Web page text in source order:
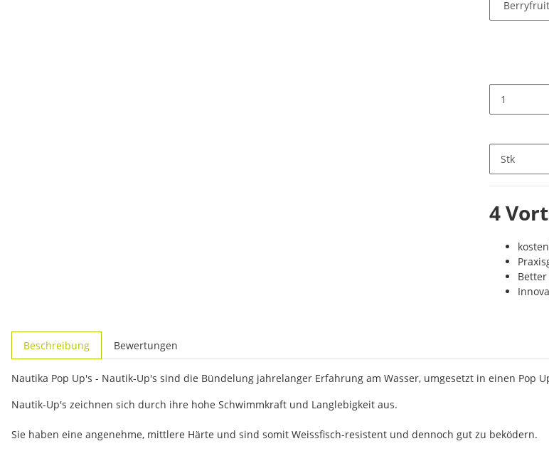
Stk
4
Beschreibung Bewertungen
Nautika Pop Up's - Nautik-Up's sind die Bündelung jahrelanger Erfahrung am Wasser, umgesetzt in einen Pop
Nautik-Up's zeichnen sich durch ihre hohe Schwimmkraft und Langlebigkeit aus.
Sie haben eine angenehme, mittlere Härte und sind somit Weissfisch-resistent und dennoch gut zu beködern.